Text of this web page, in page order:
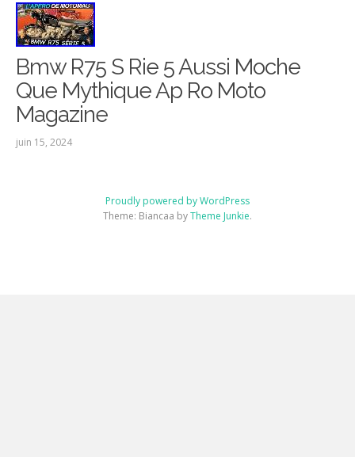
Bmw R75 S Rie 5 Aussi Moche
Que Mythique Ap Ro Moto
Magazine
juin 15, 2024
Proudly powered by WordPress
Theme: Biancaa byTheme Junkie.